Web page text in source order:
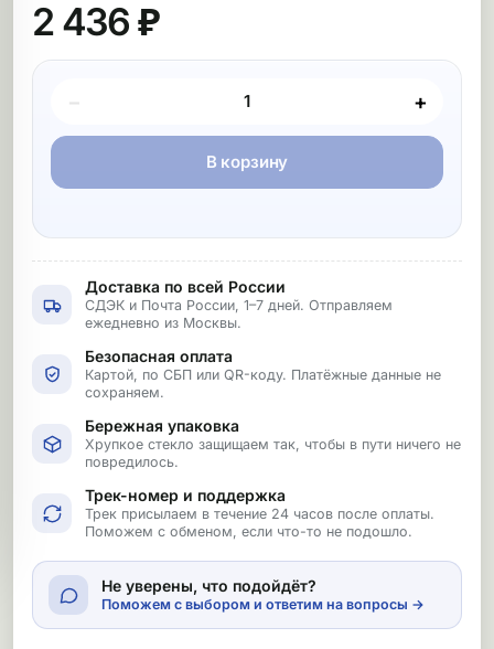
2 436 ₽
Покупка товара
− +
В корзину
Доставка по всей России
СДЭК и Почта России, 1–7 дней. Отправляем
ежедневно из Москвы.
Безопасная оплата
Картой, по СБП или QR-коду. Платёжные данные не
сохраняем.
Бережная упаковка
Хрупкое стекло защищаем так, чтобы в пути ничего не
повредилось.
Трек-номер и поддержка
Трек присылаем в течение 24 часов после оплаты.
Поможем с обменом, если что-то не подошло.
Не уверены, что подойдёт?
Поможем с выбором и ответим на вопросы →